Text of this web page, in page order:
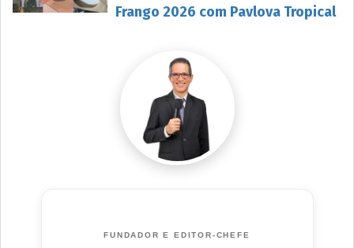
Frango 2026 com Pavlova Tropical
FUNDADOR E EDITOR-CHEFE